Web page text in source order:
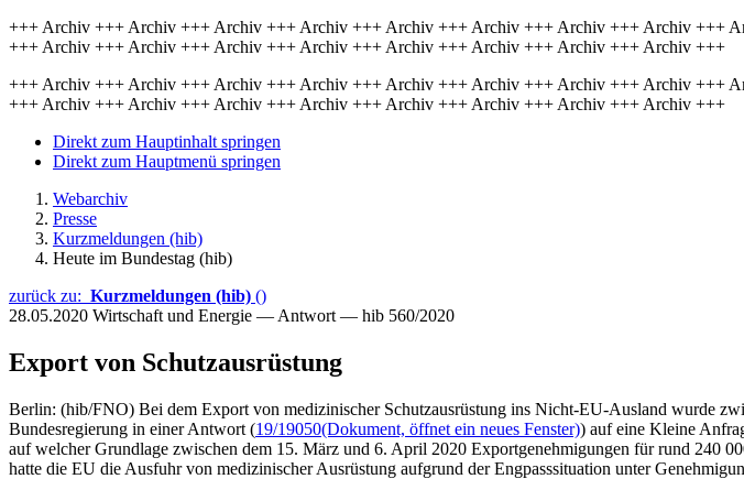
+++ Archiv +++ Archiv +++ Archiv +++ Archiv +++ Archiv +++ Archiv +++ Archiv +++ Archiv
+++ Archiv +++ Archiv +++ Archiv +++ Archiv +++ Archiv +++ Archiv +++ Archiv +++ Archiv +++
+++ Archiv +++ Archiv +++ Archiv +++ Archiv +++ Archiv +++ Archiv +++ Archiv +++ Archiv
+++ Archiv +++ Archiv +++ Archiv +++ Archiv +++ Archiv +++ Archiv +++ Archiv +++ Archiv +++
Direkt zum Hauptinhalt springen
Direkt zum Hauptmenü springen
Webarchiv
Presse
Kurzmeldungen (hib)
Heute im Bundestag (hib)
zurück zu: Kurzmeldungen (hib) ()
28.05.2020 Wirtschaft und Energie — Antwort — hib 560/2020
Export von Schutzausrüstung
Berlin: (hib/FNO) Bei dem Export von medizinischer Schutzausrüstung ins Nicht-EU-Ausland wurde
Bundesregierung in einer Antwort (19/19050(Dokument, öffnet ein neues Fenster)) auf eine Kleine
auf welcher Grundlage zwischen dem 15. März und 6. April 2020 Exportgenehmigungen für rund 240
hatte die EU die Ausfuhr von medizinischer Ausrüstung aufgrund der Engpasssituation unter